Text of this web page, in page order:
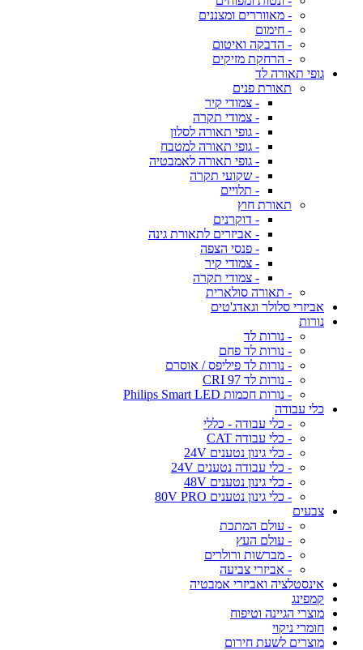
- מאווררים ומצננים
- חימום
- הדבקה ואיטום
- הרחקת מזיקים
גופי תאורה לד
תאורת פנים
- צמודי קיר
- צמודי תקרה
- גופי תאורה לסלון
- גופי תאורה למטבח
- גופי תאורה לאמבטיה
- שקועי תקרה
- תלויים
תאורת חוץ
- דוקרנים
- אביזרים לתאורת גינה
- פנסי הצפה
- צמודי קיר
- צמודי תקרה
- תאורה סולארית
אביזרי סלולר וגאדג'טים
נורות
- נורות לד
- נורות לד פחם
- נורות לד פיליפס / אוסרם
- נורות לד CRI 97
- נורות חכמות Philips Smart LED
כלי עבודה
- כלי עבודה - כללי
- כלי עבודה CAT
- כלי גינון נטענים 24V
- כלי עבודה נטענים 24V
- כלי גינון נטענים 48V
- כלי גינון נטענים 80V PRO
צבעים
- עולם המתכת
- עולם העץ
- מברשות ורולרים
- אביזרי צביעה
אינסטלציה ואביזרי אמבטיה
קמפינג
מוצרי הגיינה וטיפוח
חומרי ניקוי
מוצרים לשעת חירום